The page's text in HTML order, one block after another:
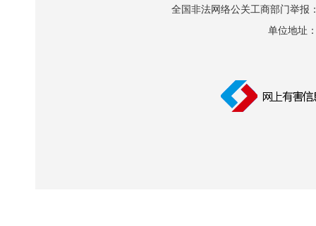
全国非法网络公关工商部门举报
单位地址